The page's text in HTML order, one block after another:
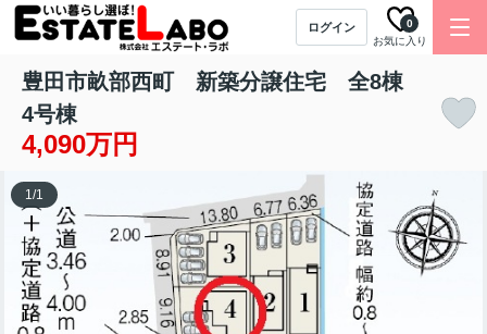
ログイン
お気に入り
0
豊田市畝部西町 新築分譲住宅 全8棟
4号棟
4,090万円
1/1